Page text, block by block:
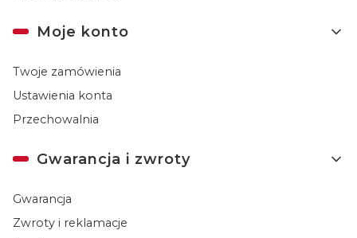
Moje konto
Twoje zamówienia
Ustawienia konta
Przechowalnia
Gwarancja i zwroty
Gwarancja
Zwroty i reklamacje